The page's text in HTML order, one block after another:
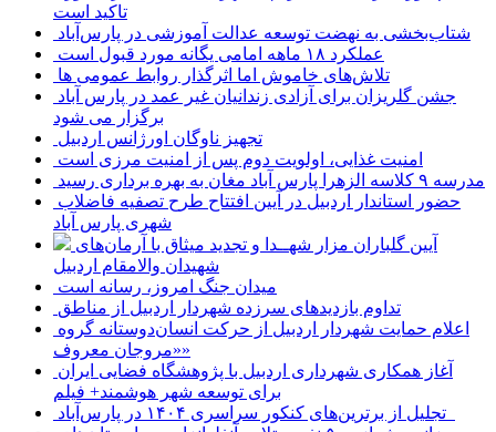
تاکید است
شتاب‌بخشی به نهضت توسعه عدالت آموزشی در پارس‌آباد
عملکرد ۱۸ ماهه امامی یگانه مورد قبول است
تلاش‌های خاموش اما اثرگذار روابط عمومی ها
برگزار می شود
تجهیز ناوگان اورژانس اردبیل
امنیت غذایی، اولویت دوم پس از امنیت مرزی است
مدرسه ۹ کلاسه الزهرا پارس آباد مغان به بهره برداری رسید
شهری پارس آباد
شهیدان والامقام اردبیل
میدان جنگ امروز، رسانه است
تداوم بازدیدهای سرزده شهردار اردبیل از مناطق
«مروجان معروف»
برای توسعه شهر هوشمند+ فیلم